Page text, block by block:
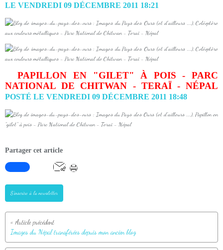
LE VENDREDI 09 DÉCEMBRE 2011 18:21
PAPILLON EN "GILET" À POIS - PARC
NATIONAL DE CHITWAN - TERAÏ - NÉPAL
POSTÉ LE VENDREDI 09 DÉCEMBRE 2011 18:48
Partager cet article
S'inscrire à la newsletter
Images du Népal transférées depuis mon ancien blog